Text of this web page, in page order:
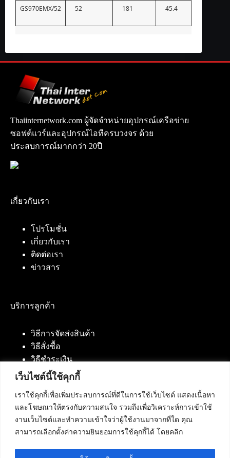
เว็บไซต์นี้ใช้คุกกี้
เราใช้คุกกี้เพื่อเพิ่มประสบการณ์ที่ดีในการใช้เว็บไซต์ แสดงเนื้อหา
และโฆษณาให้ตรงกับความสนใจ รวมถึงเพื่อวิเคราะห์การเข้าใช้
งานเว็บไซต์และทำความเข้าใจว่าผู้ใช้งานมาจากที่ใด คุณ
สามารถเลือกตั้งค่าความยินยอมการใช้คุกกี้ได้ โดยคลิก
GS970EMX/52 52 181 45.4
Thaiinternetwork.com ผู้จัดจำหน่ายอุปกรณ์เครือข่าย
ซอฟต์แวร์และอุปกรณ์ไอทีครบวงจร ด้วย
ประสบการณ์มากกว่า 20ปี
เกี่ยวกับเรา
โปรโมชั่น
เกี่ยวกับเรา
ติดต่อเรา
ข่าวสาร
บริการลูกค้า
วิธีการจัดส่งสินค้า
วิธีสั่งซื้อ
วิธีชำระเงิน
ติดต่อเรา
บริษัท เน็ทฟิวชั่น คอมมิวนิเคชั่น จำกัด 420/94 ถนน
นัมเบอร์วัน-ราม 2 แขวงดอกไม้, เขตประเวศ
กรุงเทพมหานคร 10250